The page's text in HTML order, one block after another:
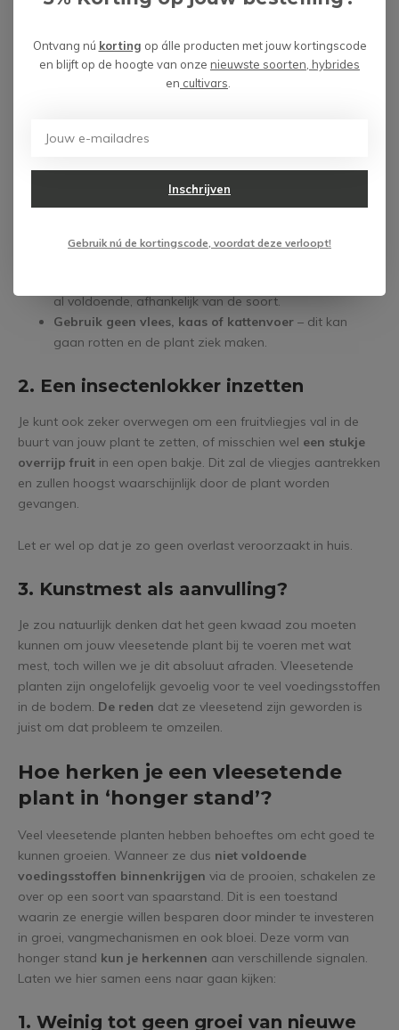
1. Zelf bijvoeren
mate doet en op de juiste manier. Enkele tips:
fruitvliegjes, kleine motjes of mini-krekeltjes.
vliegenval, die alleen sluit als er beweging wordt
al voldoende, afhankelijk van de soort.
Gebruik geen vlees, kaas of kattenvoer – dit kan
gaan rotten en de plant ziek maken.
2. Een insectenlokker inzetten
Je kunt ook zeker overwegen om een fruitvliegjes val in de
buurt van jouw plant te zetten, of misschien wel een stukje
overrijp fruit in een open bakje. Dit zal de vliegjes aantrekken
en zullen hoogst waarschijnlijk door de plant worden
gevangen.
Let er wel op dat je zo geen overlast veroorzaakt in huis.
3. Kunstmest als aanvulling?
Je zou natuurlijk denken dat het geen kwaad zou moeten
kunnen om jouw vleesetende plant bij te voeren met wat
mest, toch willen we je dit absoluut afraden. Vleesetende
planten zijn ongelofelijk gevoelig voor te veel voedingsstoffen
in de bodem. De reden dat ze vleesetend zijn geworden is
juist om dat probleem te omzeilen.
Hoe herken je een vleesetende
plant in ‘honger stand’?
Veel vleesetende planten hebben behoeftes om echt goed te
kunnen groeien. Wanneer ze dus niet voldoende
voedingsstoffen binnenkrijgen via de prooien, schakelen ze
over op een soort van spaarstand. Dit is een toestand
waarin ze energie willen besparen door minder te investeren
in groei, vangmechanismen en ook bloei. Deze vorm van
honger stand kun je herkennen aan verschillende signalen.
Laten we hier samen eens naar gaan kijken:
1. Weinig tot geen groei van nieuwe
Ontvang nú korting op álle producten met jouw kortingscode
en blijft op de hoogte van onze nieuwste soorten, hybrides
en cultivars
Inschrijven
Gebruik nú de kortingscode, voordat deze verloopt!